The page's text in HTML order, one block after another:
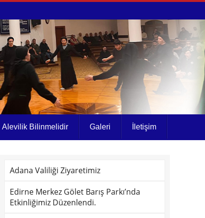
Alevilik Bilinmelidir Galeri İletişim
Adana Valiliği Ziyaretimiz
Edirne Merkez Gölet Barış Parkı’nda
Etkinliğimiz Düzenlendi.